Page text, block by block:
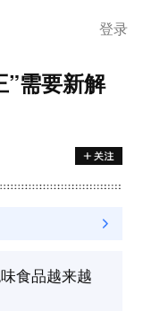
登录
”需要新解
食品越来越